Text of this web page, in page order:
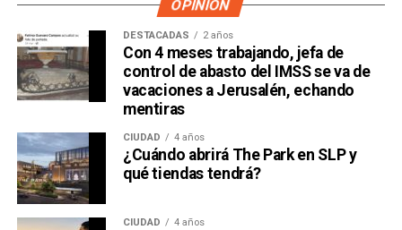
OPINIÓN
DESTACADAS 2 años
Con 4 meses trabajando, jefa de
control de abasto del IMSS se va de
vacaciones a Jerusalén, echando
mentiras
CIUDAD 4 años
¿Cuándo abrirá The Park en SLP y
qué tiendas tendrá?
CIUDAD 4 años